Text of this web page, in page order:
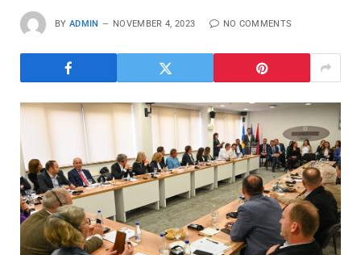
BY ADMIN NOVEMBER 4, 2023 NO COMMENTS